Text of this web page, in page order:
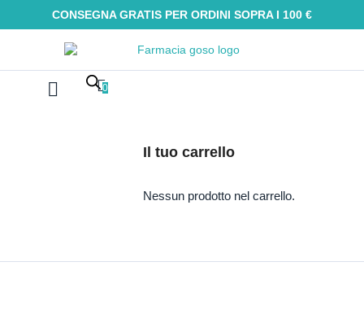
CONSEGNA GRATIS PER ORDINI SOPRA I 100 €
0
Il tuo carrello
Nessun prodotto nel carrello.